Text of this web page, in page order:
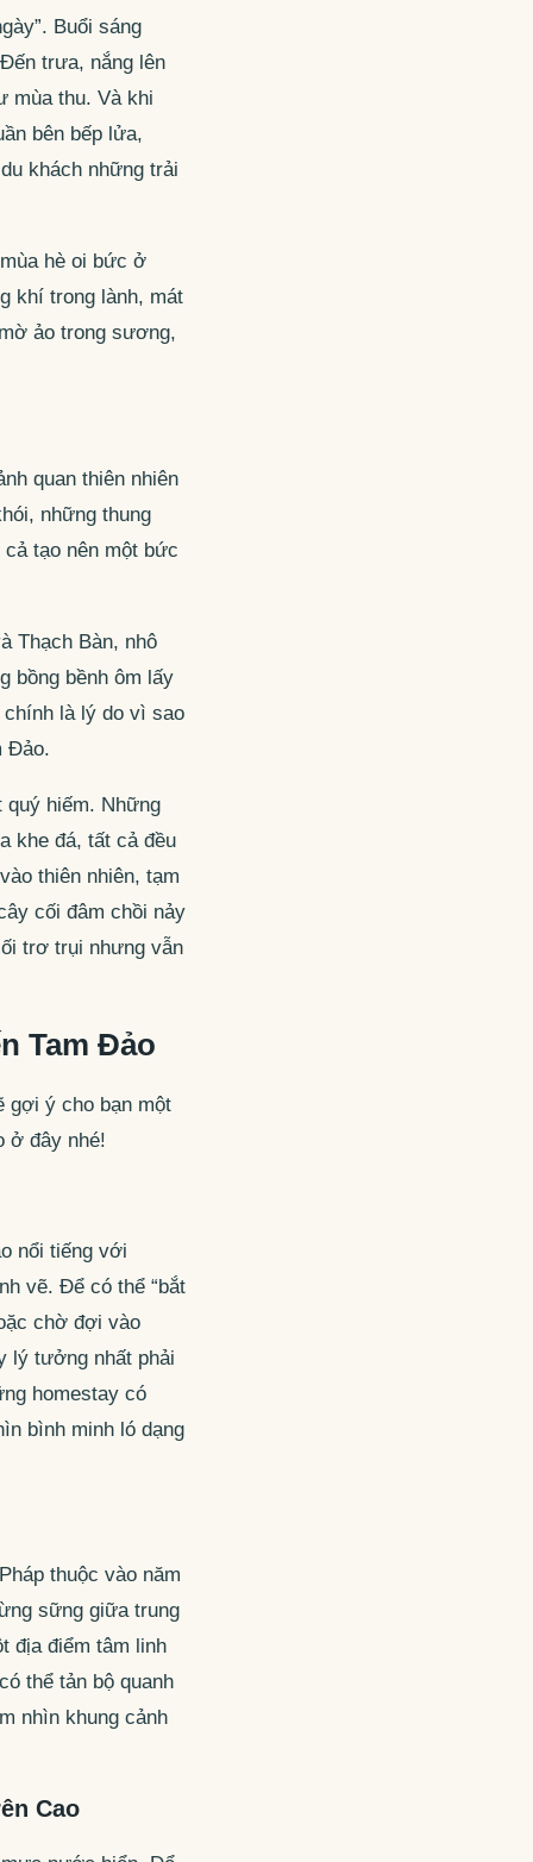
Buổi sáng
trưa, nắng lên
mùa thu. Và khi
bên bếp lửa,
khách những trải
hè oi bức ở
khí trong lành, mát
ảo trong sương,
quan thiên nhiên
những thung
tạo nên một bức
Thạch Bàn, nhô
bồng bềnh ôm lấy
chính là lý do vì sao
Đảo.
quý hiếm. Những
khe đá, tất cả đều
thiên nhiên, tạm
cối đâm chồi nảy
trơ trụi nhưng vẫn
Tam Đảo
gợi ý cho bạn một
ở đây nhé!
nổi tiếng với
vẽ. Để có thể “bắt
chờ đợi vào
lý tưởng nhất phải
homestay có
bình minh ló dạng
thuộc vào năm
sững giữa trung
địa điểm tâm linh
thể tản bộ quanh
nhìn khung cảnh
Cao